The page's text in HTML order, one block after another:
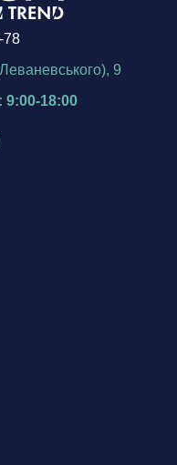
78
9
18:00